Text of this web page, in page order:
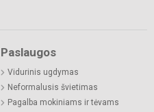
Paslaugos
Vidurinis ugdymas
Neformalusis švietimas
Pagalba mokiniams ir tėvams